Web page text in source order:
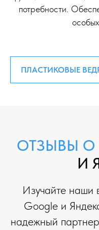
потребности.
ОТЗЫВЫ О
И
Изучайте наши
Google и
надежный